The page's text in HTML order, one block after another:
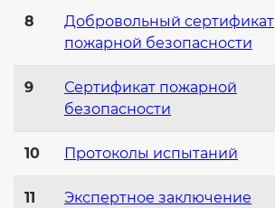
8
Добровольный сертификат
пожарной безопасности
9
Сертификат пожарной
безопасности
10 Протоколы испытаний
11
Экспертное заключение